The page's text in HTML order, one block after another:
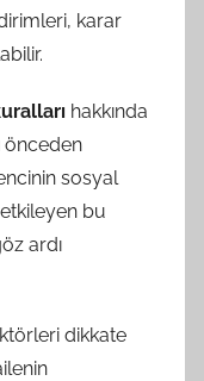
karar
hakkında
önceden
sosyal
bu
ardı
dikkate